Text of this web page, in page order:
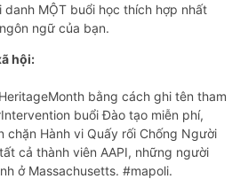
danh MỘT buổi học thích hợp nhất
ngữ của bạn.
hội:
bằng cách ghi tên tham
buổi Đào tạo miễn phí,
chặn Hành vi Quấy rối Chống Người
cả thành viên AAPI, những người
ở Massachusetts. #mapoli.